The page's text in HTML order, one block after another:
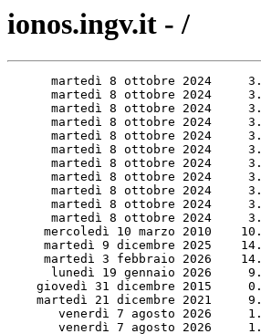
ionos.ingv.it - /
martedì 8 ottobre 2024
martedì 8 ottobre 2024
martedì 8 ottobre 2024
martedì 8 ottobre 2024
martedì 8 ottobre 2024
martedì 8 ottobre 2024
martedì 8 ottobre 2024
martedì 8 ottobre 2024
martedì 8 ottobre 2024
martedì 8 ottobre 2024
martedì 8 ottobre 2024
mercoledì 10 marzo 2010
martedì 9 dicembre 2025
martedì 3 febbraio 2026
lunedì 19 gennaio 2026
giovedì 31 dicembre 2015
martedì 21 dicembre 2021
venerdì 7 agosto 2026
venerdì 7 agosto 2026